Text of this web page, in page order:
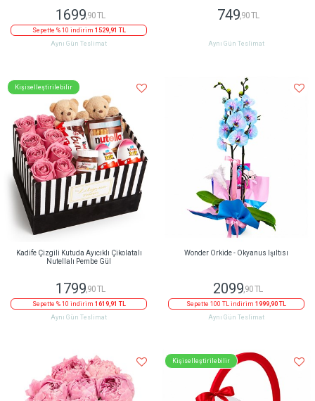
1699,90 TL
Sepette % 10 indirim 1529,91 TL
Aynı Gün Teslimat
749,90 TL
Aynı Gün Teslimat
Kişiselleştirilebilir
Kadife Çizgili Kutuda Ayıcıklı Çikolatalı
Nutellalı Pembe Gül
1799 ,90 TL
Sepette % 10 indirim 1619,91 TL
Aynı Gün Teslimat
Wonder Orkide - Okyanus Işıltısı
2099 ,90 TL
Sepette 100 TL indirim 1999,90 TL
Aynı Gün Teslimat
Kişiselleştirilebilir